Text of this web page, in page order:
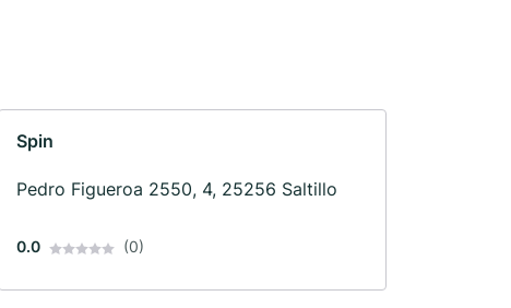
Spin
Pedro Figueroa 2550, 4, 25256 Saltillo
0.0 (0)